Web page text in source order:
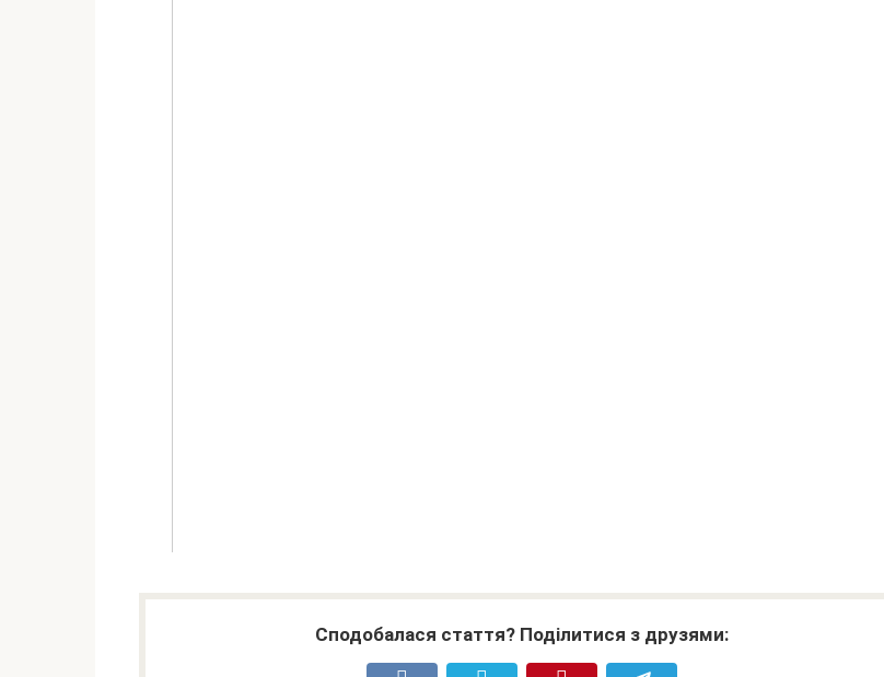
Сподобалася стаття? Поділитися з друзями: